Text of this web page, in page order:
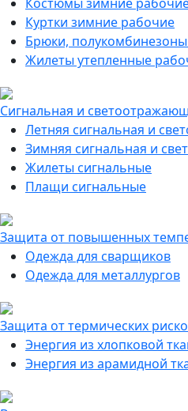
Куртки зимние рабочие
Брюки,
Жилеты утепленные
Сигнальная и
Летняя сигнальная и
Зимняя сигнальная и
Жилеты сигнальные
Плащи сигнальные
Защита от повышенных
Одежда для сварщиков
Одежда для металлургов
Защита от термических
Энергия из хлопковой
Энергия из арамидной